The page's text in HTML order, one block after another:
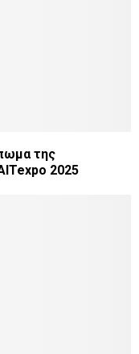
της
2025